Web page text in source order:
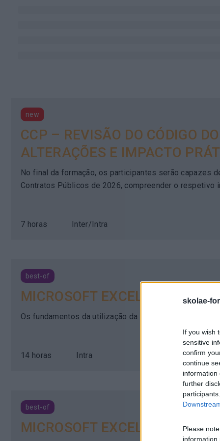
skolae-
If you wish
sensitive
confirm
continue
information
further
Please
information
new
CCP – REVISÃO DO CÓDIGO
ALTERAÇÕES E IMPACTO
No final da formação, os participantes serão capazes
Contratos Públicos de 2026, compreender o respetivo
7 horas Inter/Intra
best-of
MICROSOFT EXCEL – INICIAL
Os fundamentos da utilização da folha de cálculo
14 horas Intra
best-of
MICROSOFT EXCEL –